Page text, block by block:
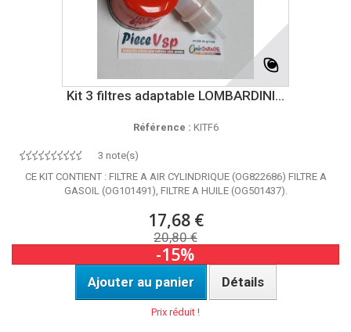
Kit 3 filtres adaptable LOMBARDINI...
Référence : KITF6
3 note(s)
CE KIT CONTIENT : FILTRE A AIR CYLINDRIQUE (OG822686) FILTRE A
GASOIL (OG101491), FILTRE A HUILE (OG501437).
17,68 €
20,80 €
-15%
Ajouter au panier Détails
Prix réduit !